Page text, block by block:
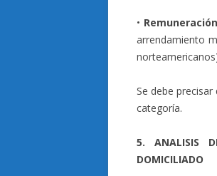
•
arrendamiento
Se debe
categoría.
5. ANALISIS
DOMICILIADO